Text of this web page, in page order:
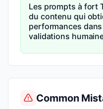
Les prompts à fort
du contenu qui
performances
validations
Common